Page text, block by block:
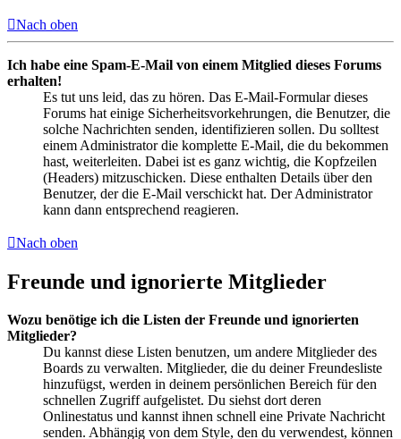
Nach oben
Ich habe eine Spam-E-Mail von einem Mitglied dieses Forums
erhalten!
Es tut uns leid, das zu hören. Das E-Mail-Formular dieses
Forums hat einige Sicherheitsvorkehrungen, die Benutzer, die
solche Nachrichten senden, identifizieren sollen. Du solltest
einem Administrator die komplette E-Mail, die du bekommen
hast, weiterleiten. Dabei ist es ganz wichtig, die Kopfzeilen
(Headers) mitzuschicken. Diese enthalten Details über den
Benutzer, der die E-Mail verschickt hat. Der Administrator
kann dann entsprechend reagieren.
Nach oben
Freunde und ignorierte Mitglieder
Wozu benötige ich die Listen der Freunde und ignorierten
Mitglieder?
Du kannst diese Listen benutzen, um andere Mitglieder des
Boards zu verwalten. Mitglieder, die du deiner Freundesliste
hinzufügst, werden in deinem persönlichen Bereich für den
schnellen Zugriff aufgelistet. Du siehst dort deren
Onlinestatus und kannst ihnen schnell eine Private Nachricht
senden. Abhängig von dem Style, den du verwendest, können